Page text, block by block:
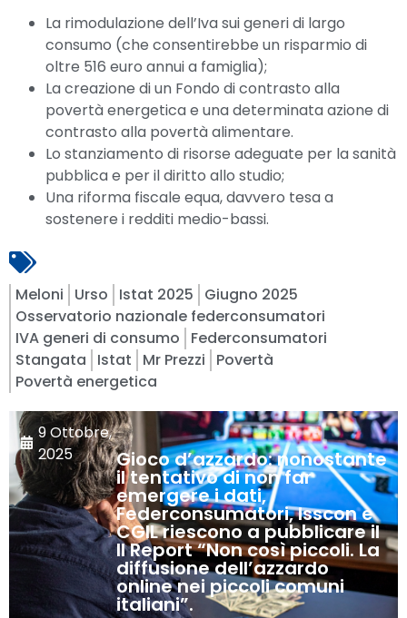
La rimodulazione dell’Iva sui generi di largo
consumo (che consentirebbe un risparmio di
oltre 516 euro annui a famiglia);
La creazione di un Fondo di contrasto alla
povertà energetica e una determinata azione di
contrasto alla povertà alimentare.
Lo stanziamento di risorse adeguate per la sanità
pubblica e per il diritto allo studio;
Una riforma fiscale equa, davvero tesa a
sostenere i redditi medio-bassi.
Meloni Urso Istat 2025
Giugno 2025
Osservatorio nazionale federconsumatori
IVA generi di consumo
Federconsumatori
Stangata
Istat Mr Prezzi
Povertà
Povertà energetica
9 Ottobre,
2025
Gioco d’azzardo: nonostante
il tentativo di non far
emergere i dati,
Federconsumatori, Isscon e
CGIL riescono a pubblicare il
II Report “Non così piccoli. La
diffusione dell’azzardo
online nei piccoli comuni
italiani”.